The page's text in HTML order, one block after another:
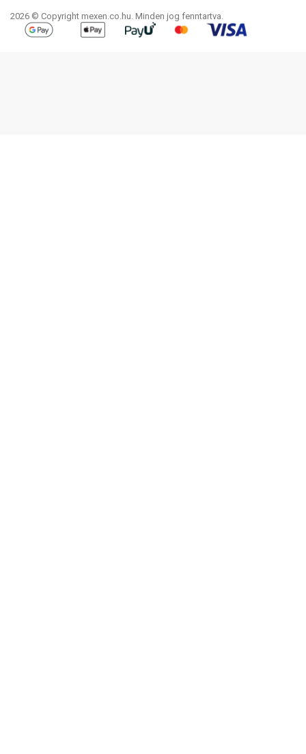
2026 © Copyright mexen.co.hu. Minden jog fenntartva.